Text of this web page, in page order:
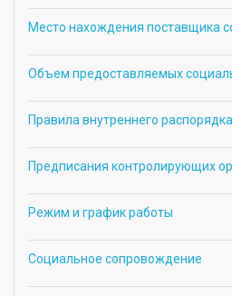
Место нахождения поставщика
Объем предоставляемых
Правила внутреннего распорядка
Предписания контролирующих
Режим и график работы
Социальное сопровождение